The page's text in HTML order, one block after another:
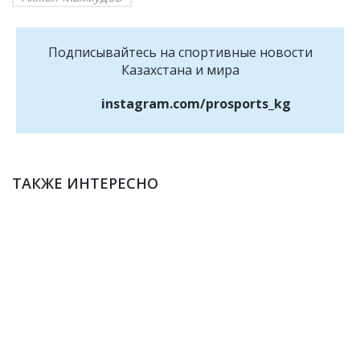
Подписывайтесь на cпортивные новости
Казахстана и мира
instagram.com/prosports_kg
ТАКЖЕ ИНТЕРЕСНО